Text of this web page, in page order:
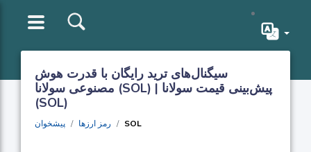
سیگنال‌های ترید رایگان با قدرت هوش
مصنوعی سولانا (SOL) | پیش‌بینی قیمت سولانا
(SOL)
پیشخوان رمز ارزها SOL